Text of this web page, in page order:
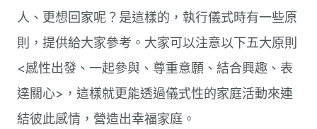
人、更想回家呢？是這樣的，執行儀式時有一些原
則，提供給大家參考。大家可以注意以下五大原則
<感性出發、一起參與、尊重意願、結合興趣、表
達關心>，這樣就更能透過儀式性的家庭活動來連
結彼此感情，營造出幸福家庭。